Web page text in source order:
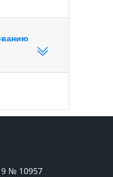
№ 10957